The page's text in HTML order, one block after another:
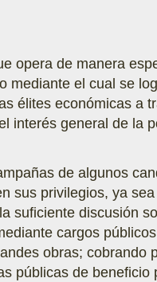
opera de manera
mediante el cual se
élites económicas a
interés general de la
de algunos
sus privilegios, ya
suficiente discusión
cargos
obras; cobrando
públicas de beneficio